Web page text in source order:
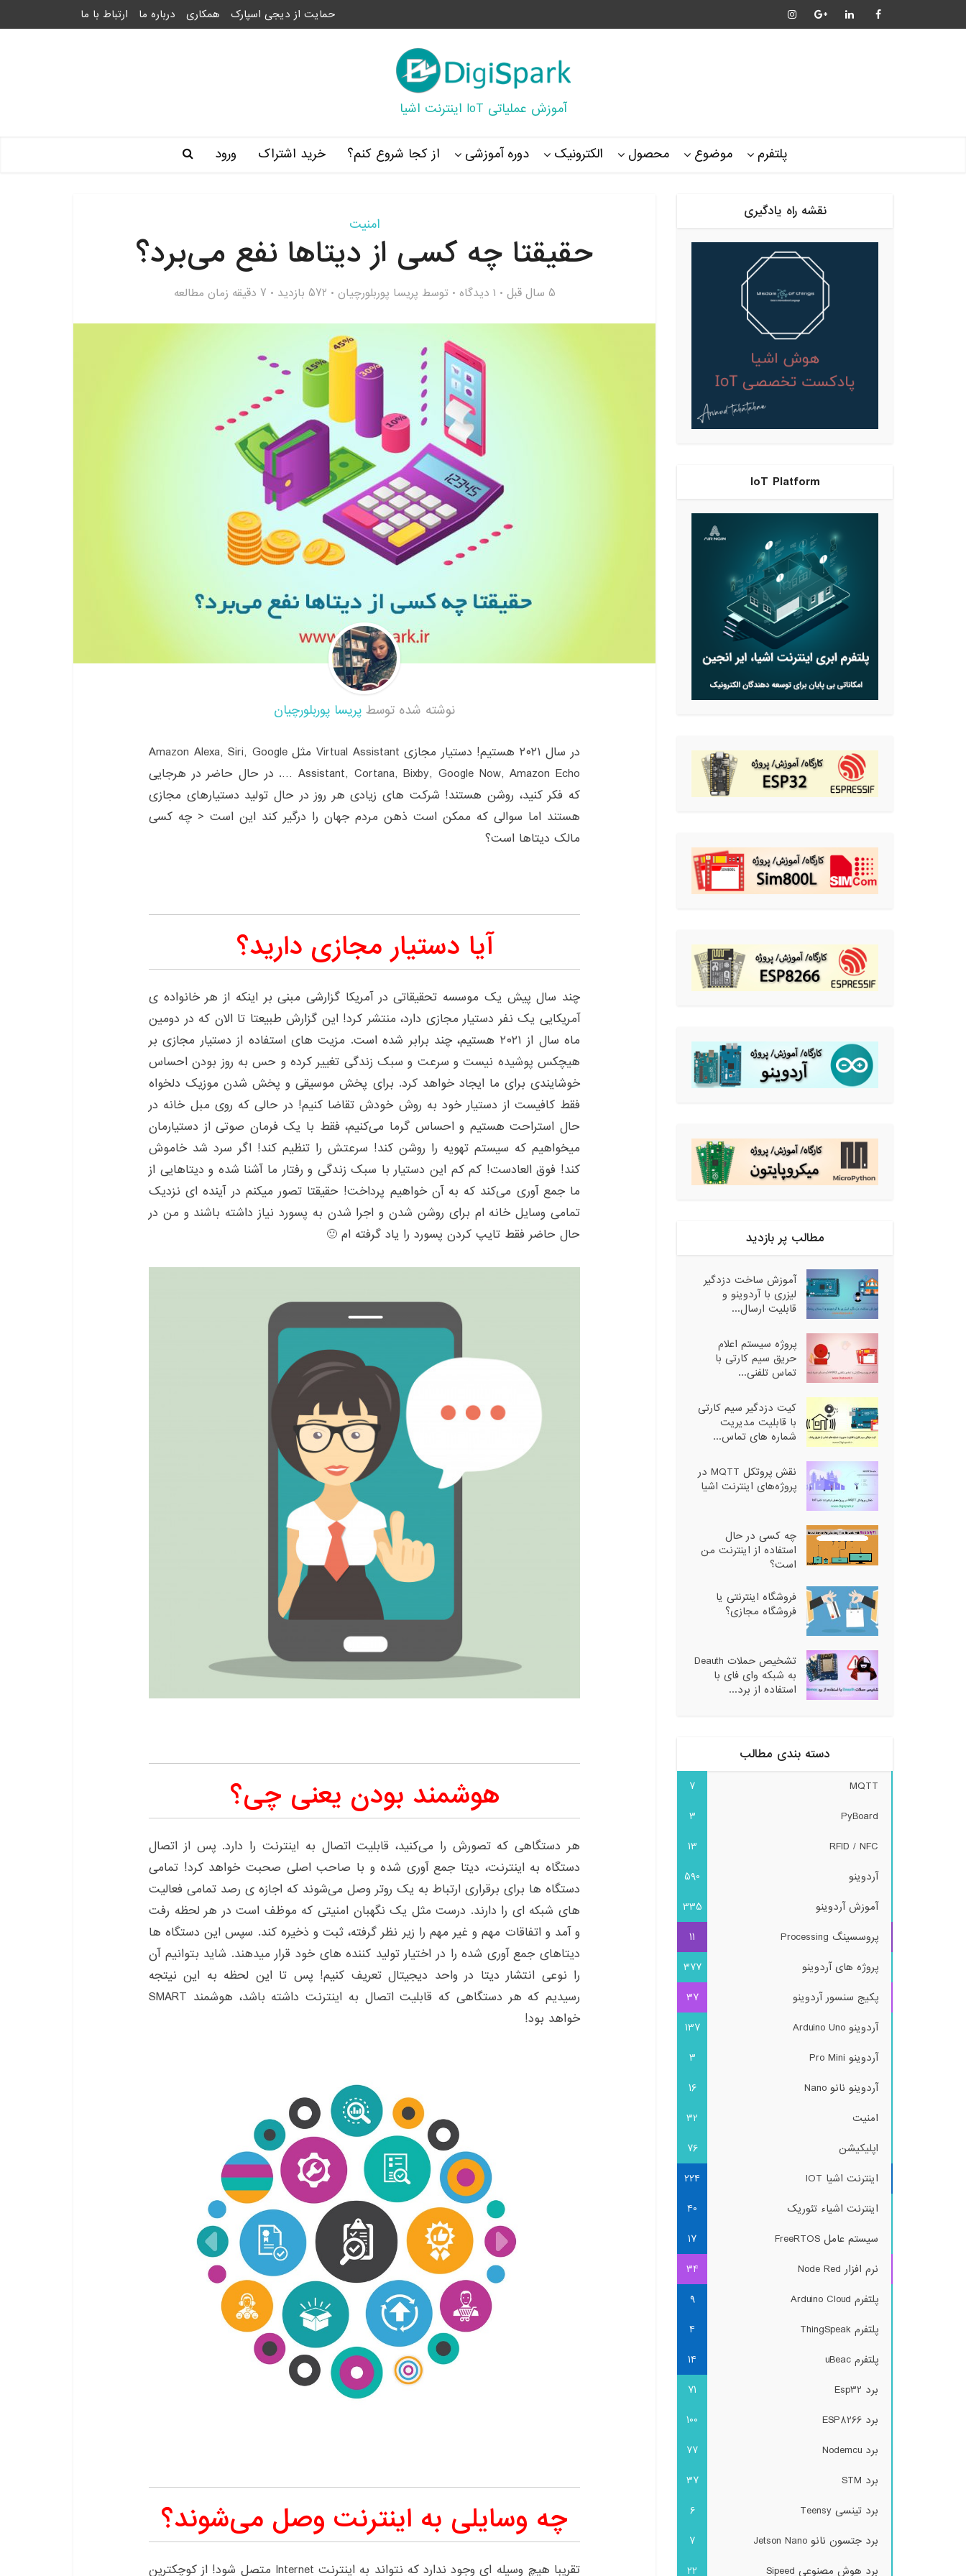
حمایت از دیجی اسپارک همکاری درباره ما ارتباط با ما
آموزش عملیاتی IoT اینترنت اشیا
پلتفرم موضوع محصول الکترونیک دوره آموزشی از کجا شروع کنم؟ خرید اشتراک ورود
امنیت
حقیقتا چه کسی از دیتاها نفع می‌برد؟
5 سال قبل ۱ دیدگاه توسط پریسا پوربلورچیان 572 بازدید 7 دقیقه زمان مطالعه
نوشته شده توسط پریسا پوربلورچیان
در سال ۲۰۲۱ هستیم! دستیار مجازی Virtual Assistant مثل Amazon Alexa, Siri, Google
Assistant, Cortana, Bixby, Google Now, Amazon Echo …. در حال حاضر در هرجایی
که فکر کنید، روشن هستند! شرکت های زیادی هر روز در حال تولید دستیارهای مجازی
هستند اما سوالی که ممکن است ذهن مردم جهان را درگیر کند این است < چه کسی
مالک دیتاها است؟
آیا دستیار مجازی دارید؟
چند سال پیش یک موسسه تحقیقاتی در آمریکا گزارشی مبنی بر اینکه از هر خانواده ی
آمریکایی یک نفر دستیار مجازی دارد، منتشر کرد! این گزارش طبیعتا تا الان که در دومین
ماه سال از ۲۰۲۱ هستیم، چند برابر شده است. مزیت های استفاده از دستیار مجازی بر
هیچکس پوشیده نیست و سرعت و سبک زندگی تغییر کرده و حس به روز بودن احساس
خوشایندی برای ما ایجاد خواهد کرد. برای پخش موسیقی و پخش شدن موزیک دلخواه
فقط کافیست از دستیار خود به روش خودش تقاضا کنیم! در حالی که روی مبل خانه در
حال استراحت هستیم و احساس گرما می‌کنیم، فقط با یک فرمان صوتی از دستیارمان
میخواهیم که سیستم تهویه را روشن کند! سرعتش را تنظیم کند! اگر سرد شد خاموش
کند! فوق العادست! کم کم این دستیار با سبک زندگی و رفتار ما آشنا شده و دیتاهایی از
ما جمع آوری می‌کند که به آن خواهیم پرداخت! حقیقتا تصور میکنم در آینده ای نزدیک
تمامی وسایل خانه ام برای روشن شدن و اجرا شدن به پسورد نیاز داشته باشند و من در
حال حاضر فقط تایپ کردن پسورد را یاد گرفته ام 🙂
هوشمند بودن یعنی چی؟
هر دستگاهی که تصورش را می‌کنید، قابلیت اتصال به اینترنت را دارد. پس از اتصال
دستگاه به اینترنت، دیتا جمع آوری شده و با صاحب اصلی صحبت خواهد کرد! تمامی
دستگاه ها برای برقراری ارتباط به یک روتر وصل می‌شوند که اجازه ی رصد تمامی فعالیت
های شبکه ای را دارند. درست مثل یک نگهبان امنیتی که موظف است در هر لحظه رفت
و آمد و اتفاقات مهم و غیر مهم را زیر نظر گرفته، ثبت و ذخیره کند. سپس این دستگاه ها
دیتاهای جمع آوری شده را در اختیار تولید کننده های خود قرار میدهند. شاید بتوانیم آن
را نوعی انتشار دیتا در واحد دیجیتال تعریف کنیم! پس تا این لحظه به این نیتجه
رسیدیم که هر دستگاهی که قابلیت اتصال به اینترنت داشته باشد، هوشمند SMART
خواهد بود!
چه وسایلی به اینترنت وصل می‌شوند؟
تقریبا هیچ وسیله ای وجود ندارد که نتواند به اینترنت Internet متصل شود! از کوچکترین
نقشه راه یادگیری
IoT Platform
مطالب پر بازدید
آموزش ساخت دزدگیر
لیزری با آردوینو و
قابلیت ارسال...
پروژه سیستم اعلام
حریق سیم کارتی با
تماس تلفنی...
کیت دزدگیر سیم کارتی
با قابلیت مدیریت
شماره های تماس...
نقش پروتکل MQTT در
پروژه‌های اینترنت اشیا
چه کسی در حال
استفاده از اینترنت من
است؟
فروشگاه اینترنتی یا
فروشگاه مجازی؟
تشخیص حملات Deauth
به شبکه وای فای با
استفاده از برد...
دسته بندی مطالب
MQTT
7
PyBoard
3
RFID / NFC
13
آردوینو
590
آموزش آردوینو
335
پروسسینگ Processing
11
پروژه های آردوینو
377
پکیج سنسور آردوینو
37
آردوینو Arduino Uno
137
آردوینو Pro Mini
3
آردوینو نانو Nano
16
امنیت
32
اپلیکیشن
76
اینترنت اشیا IOT
224
اینترنت اشیاء تئوریک
40
سیستم عامل FreeRTOS
17
نرم افزار Node Red
34
پلتفرم Arduino Cloud
9
پلتفرم ThingSpeak
4
پلتفرم uBeac
14
برد Esp32
71
برد ESP8266
100
برد Nodemcu
77
برد STM
37
برد تینسی Teensy
6
برد جتسون نانو Jetson Nano
7
برد هوش مصنوعی Sipeed
22